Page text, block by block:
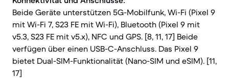
Beide Geräte unterstützen 5G-Mobilfunk, Wi-Fi (Pixel 9
mit Wi-Fi 7, S23 FE mit Wi-Fi), Bluetooth (Pixel 9 mit
v5.3, S23 FE mit v5.x), NFC und GPS. [8, 11, 17] Beide
verfügen über einen USB-C-Anschluss. Das Pixel 9
bietet Dual-SIM-Funktionalität (Nano-SIM und eSIM). [11,
17]